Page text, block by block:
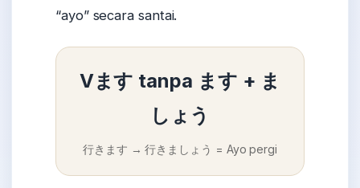
“ayo” secara santai.
Vます tanpa ます + ま
しょう
行きます → 行きましょう = Ayo pergi